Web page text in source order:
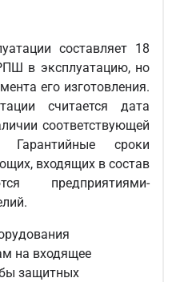
составляет 18
в эксплуатацию, но
его изготовления.
считается дата
соответствующей
сроки
входящих в состав
предприятиями-
на входящее
защитных